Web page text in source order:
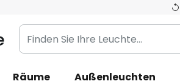
Finden
Sie
Leuchte...
Räume Außenleuchten